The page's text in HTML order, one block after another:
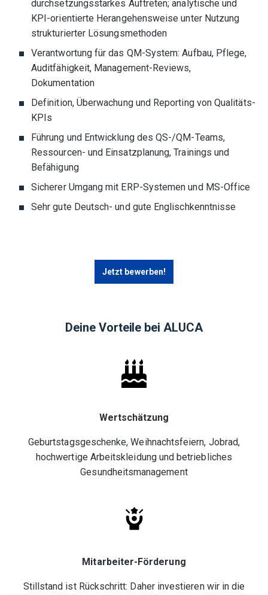
durchsetzungsstarkes Auftreten; analytische und
KPI-orientierte Herangehensweise unter Nutzung
strukturierter Lösungsmethoden
Verantwortung für das QM-System: Aufbau, Pflege,
Auditfähigkeit, Management-Reviews,
Dokumentation
Definition, Überwachung und Reporting von Qualitäts-
KPIs
Führung und Entwicklung des QS-/QM-Teams,
Ressourcen- und Einsatzplanung, Trainings und
Befähigung
Sicherer Umgang mit ERP-Systemen und MS-Office
Sehr gute Deutsch- und gute Englischkenntnisse
Jetzt bewerben!
Deine Vorteile bei ALUCA
Wertschätzung
Geburtstagsgeschenke, Weihnachtsfeiern, Jobrad,
hochwertige Arbeitskleidung und betriebliches
Gesundheitsmanagement
Mitarbeiter-Förderung
Stillstand ist Rückschritt: Daher investieren wir in die